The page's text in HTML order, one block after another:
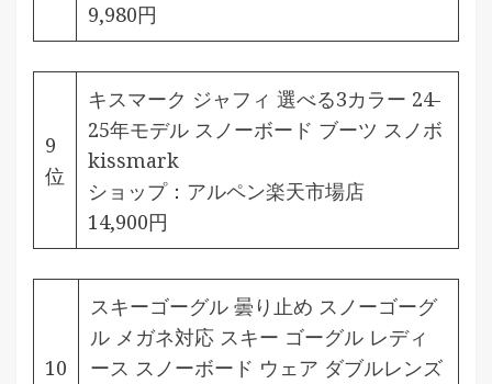
9,980円
9
位
キスマーク ジャフィ 選べる3カラー 24-
25年モデル スノーボード ブーツ スノボ
kissmark
ショップ： アルペン楽天市場店
14,900円
10
スキーゴーグル 曇り止め スノーゴーグ
ル メガネ対応 スキー ゴーグル レディ
ース スノーボード ウェア ダブルレンズ